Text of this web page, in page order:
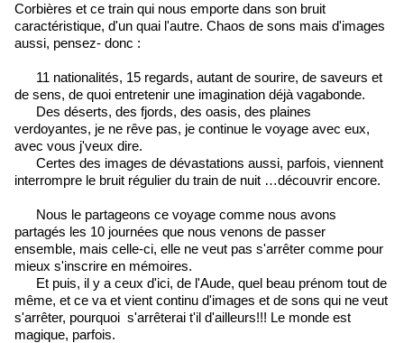
Corbières et ce train qui nous emporte dans son bruit
caractéristique, d'un quai l'autre. Chaos de sons mais d'images
aussi, pensez- donc :
11 nationalités, 15 regards, autant de sourire, de saveurs et
de sens, de quoi entretenir une imagination déjà vagabonde.
Des déserts, des fjords, des oasis, des plaines
verdoyantes, je ne rêve pas, je continue le voyage avec eux,
avec vous j'veux dire.
Certes des images de dévastations aussi, parfois, viennent
interrompre le bruit régulier du train de nuit …découvrir encore.
Nous le partageons ce voyage comme nous avons
partagés les 10 journées que nous venons de passer
ensemble, mais celle-ci, elle ne veut pas s'arrêter comme pour
mieux s'inscrire en mémoires.
Et puis, il y a ceux d'ici, de l'Aude, quel beau prénom tout de
même, et ce va et vient continu d'images et de sons qui ne veut
s'arrêter, pourquoi s'arrêterai t'il d'ailleurs!!! Le monde est
magique, parfois.